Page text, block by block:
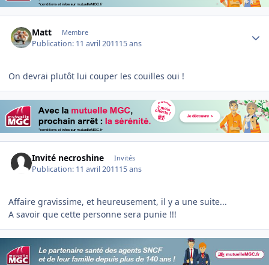
Matt Membre
Publication: 11 avril 201115 ans
On devrai plutôt lui couper les couilles oui !
Invité necroshine Invités
Publication: 11 avril 201115 ans
Affaire gravissime, et heureusement, il y a une suite...
A savoir que cette personne sera punie !!!